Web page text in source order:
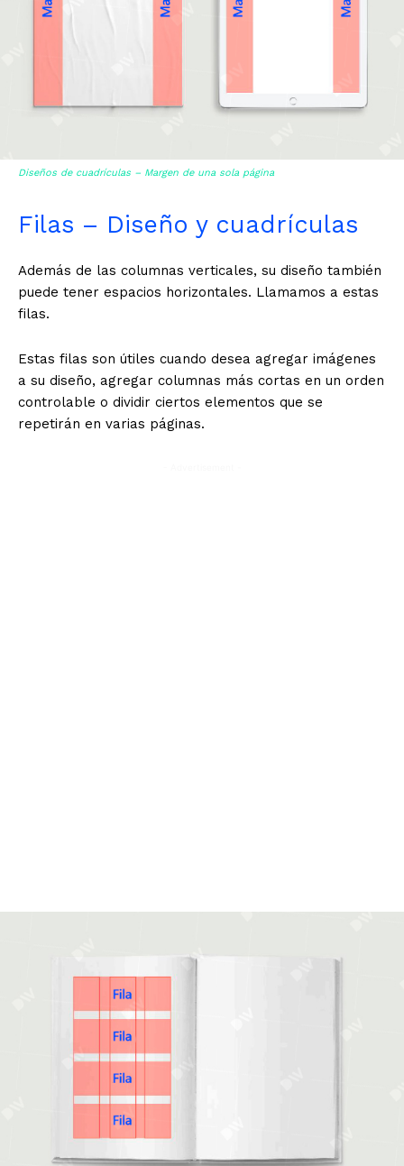
Diseños de cuadrículas – Margen de una sola página
Filas – Diseño y cuadrículas
Además de las columnas verticales, su diseño también
puede tener espacios horizontales. Llamamos a estas
filas.
Estas filas son útiles cuando desea agregar imágenes
a su diseño, agregar columnas más cortas en un orden
controlable o dividir ciertos elementos que se
repetirán en varias páginas.